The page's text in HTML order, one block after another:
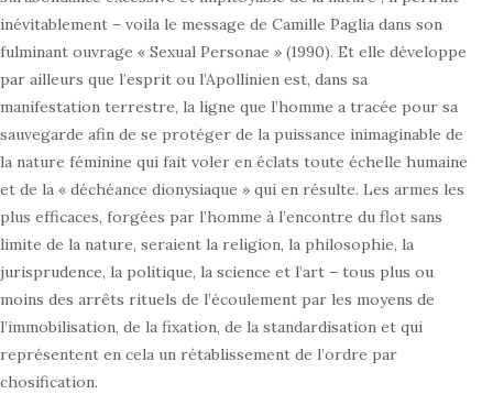
inévitablement – voila le message de Camille Paglia dans son
fulminant ouvrage « Sexual Personae » (1990). Et elle développe
par ailleurs que l’esprit ou l’Apollinien est, dans sa
manifestation terrestre, la ligne que l’homme a tracée pour sa
sauvegarde afin de se protéger de la puissance inimaginable de
la nature féminine qui fait voler en éclats toute échelle humaine
et de la « déchéance dionysiaque » qui en résulte. Les armes les
plus efficaces, forgées par l’homme à l’encontre du flot sans
limite de la nature, seraient la religion, la philosophie, la
jurisprudence, la politique, la science et l’art – tous plus ou
moins des arrêts rituels de l’écoulement par les moyens de
l’immobilisation, de la fixation, de la standardisation et qui
représentent en cela un rétablissement de l’ordre par
chosification.